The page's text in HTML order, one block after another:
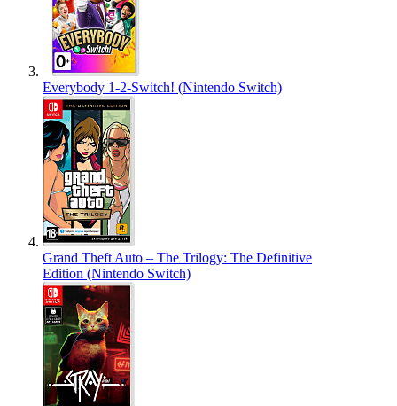
Everybody 1-2-Switch! (Nintendo Switch)
Grand Theft Auto – The Trilogy: The Definitive
Edition (Nintendo Switch)